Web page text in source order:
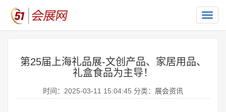
切
第25届上海礼品展-文创产品、家居用品、
礼盒食品为主导！
时间：2025-03-11 15:04:45 分类： 展会资讯